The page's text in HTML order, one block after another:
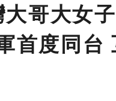
哥大女
首度同台